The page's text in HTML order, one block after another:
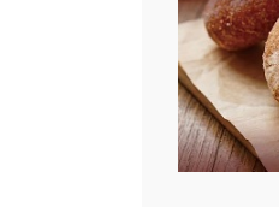
拾鑶火
藍象廷
日十。
上宇林